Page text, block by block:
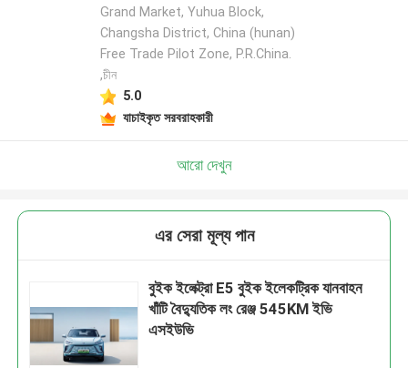
Grand Market, Yuhua Block,
Changsha District, China (hunan)
Free Trade Pilot Zone, P.R.China.
,চীন
5.0
যাচাইকৃত সরবরাহকারী
আরো দেখুন
এর সেরা মূল্য পান
বুইক ইলেক্ট্রা E5 বুইক ইলেকট্রিক যানবাহন
খাঁটি বৈদ্যুতিক লং রেঞ্জ 545KM ইভি
এসইউভি